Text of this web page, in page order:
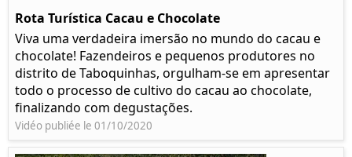
Rota Turística Cacau e Chocolate
Viva uma verdadeira imersão no mundo do cacau e
chocolate! Fazendeiros e pequenos produtores no
distrito de Taboquinhas, orgulham-se em apresentar
todo o processo de cultivo do cacau ao chocolate,
finalizando com degustações.
Vidéo publiée le 01/10/2020